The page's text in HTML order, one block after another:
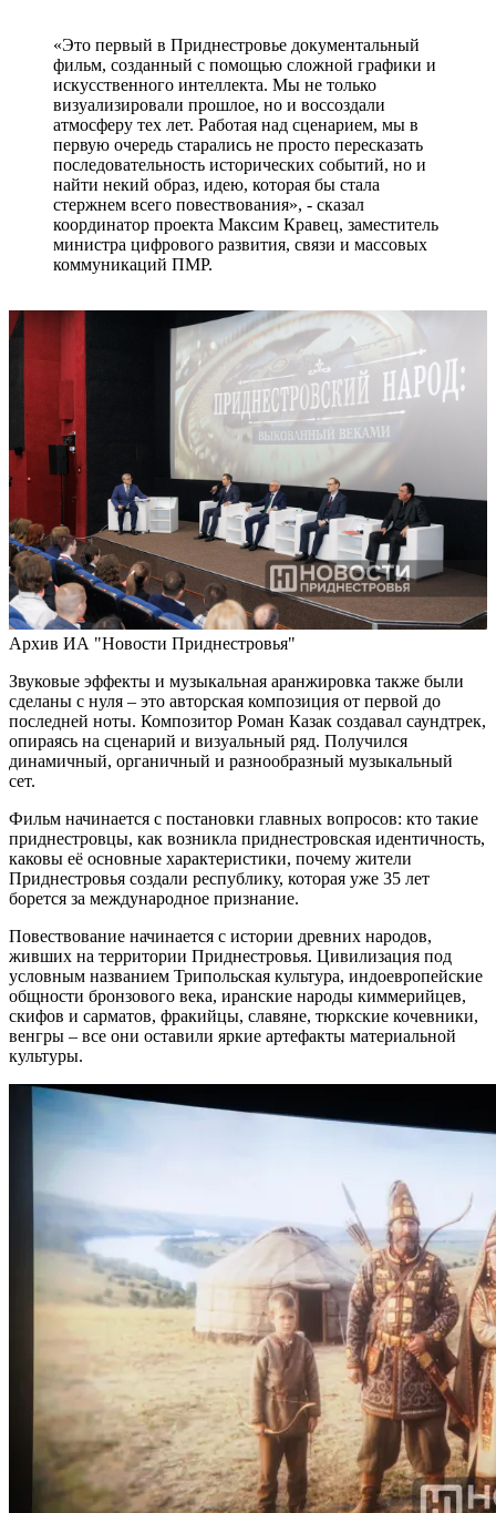
«Это первый в Приднестровье документальный
фильм, созданный с помощью сложной графики и
искусственного интеллекта. Мы не только
визуализировали прошлое, но и воссоздали
атмосферу тех лет. Работая над сценарием, мы в
первую очередь старались не просто пересказать
последовательность исторических событий, но и
найти некий образ, идею, которая бы стала
стержнем всего повествования», - сказал
координатор проекта Максим Кравец, заместитель
министра цифрового развития, связи и массовых
коммуникаций ПМР.
Архив ИА "Новости Приднестровья"
Звуковые эффекты и музыкальная аранжировка также были
сделаны с нуля – это авторская композиция от первой до
последней ноты. Композитор Роман Казак создавал саундтрек,
опираясь на сценарий и визуальный ряд. Получился
динамичный, органичный и разнообразный музыкальный
сет.
Фильм начинается с постановки главных вопросов: кто такие
приднестровцы, как возникла приднестровская идентичность,
каковы её основные характеристики, почему жители
Приднестровья создали республику, которая уже 35 лет
борется за международное признание.
Повествование начинается с истории древних народов,
живших на территории Приднестровья. Цивилизация под
условным названием Трипольская культура, индоевропейские
общности бронзового века, иранские народы киммерийцев,
скифов и сарматов, фракийцы, славяне, тюркские кочевники,
венгры – все они оставили яркие артефакты материальной
культуры.